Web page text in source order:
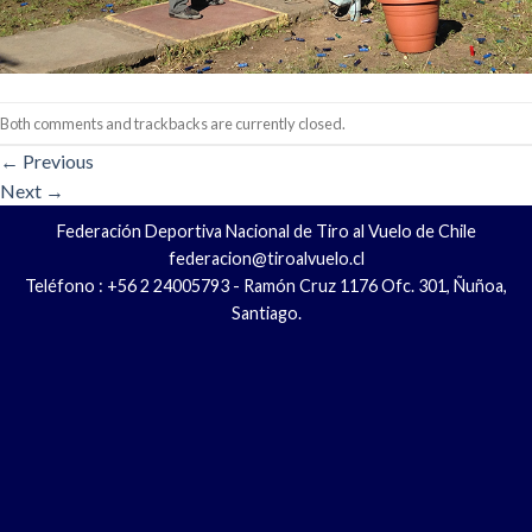
Both comments and trackbacks are currently closed.
← Previous
Next →
Federación Deportiva Nacional de Tiro al Vuelo de Chile
federacion@tiroalvuelo.cl
Teléfono : +56 2 24005793 - Ramón Cruz 1176 Ofc. 301, Ñuñoa,
Santiago.